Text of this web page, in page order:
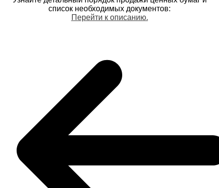
список необходимых документов:
Перейти к описанию.